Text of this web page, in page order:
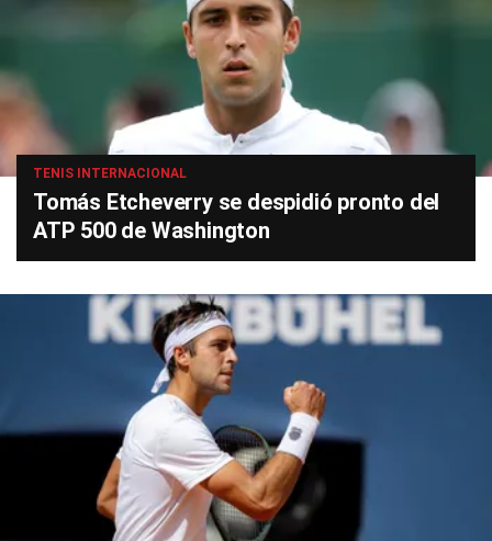
TENIS INTERNACIONAL
Tomás Etcheverry se despidió pronto del
ATP 500 de Washington